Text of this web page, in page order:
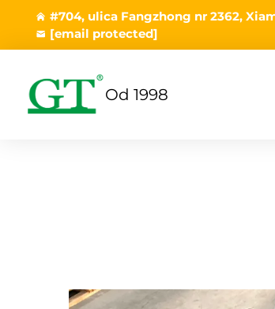
#704, ulica Fangzhong nr 2362,
[email protected]
Od 1998